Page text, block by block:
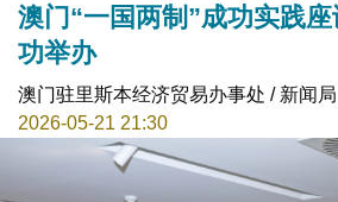
澳门“一国两制”成功实践
功举办
澳门驻里斯本经济贸易办事处 / 新闻局
2026-05-21 21:30